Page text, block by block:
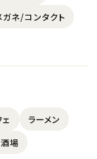
ガネ/コンタクト
ェ
ラーメン
場